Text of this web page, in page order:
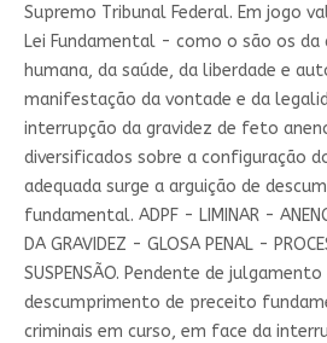
Supremo Tribunal Federal. Em jogo
Lei Fundamental - como o são os da
humana, da saúde, da liberdade e
manifestação da vontade e da
interrupção da gravidez de feto
diversificados sobre a configuração
adequada surge a arguição de
fundamental. ADPF - LIMINAR -
DA GRAVIDEZ - GLOSA PENAL -
SUSPENSÃO. Pendente de
descumprimento de preceito
criminais em curso, em face da